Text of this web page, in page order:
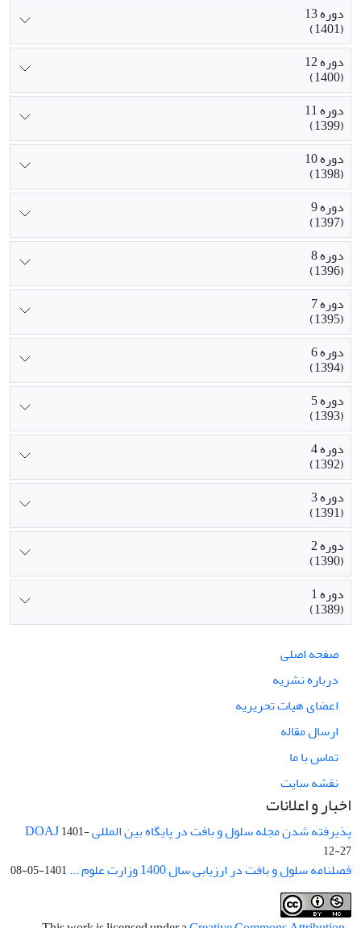
دوره 13
(1401)
دوره 12
(1400)
دوره 11
(1399)
دوره 10
(1398)
دوره 9
(1397)
دوره 8
(1396)
دوره 7
(1395)
دوره 6
(1394)
دوره 5
(1393)
دوره 4
(1392)
دوره 3
(1391)
دوره 2
(1390)
دوره 1
(1389)
صفحه اصلی
درباره نشریه
اعضای هیات تحریریه
ارسال مقاله
تماس با ما
نقشه سایت
اخبار و اعلانات
پذیرفته شدن مجله سلول و بافت در پایگاه بین المللی DOAJ1401-
12-27
فصلنامه سلول و بافت در ارزیابی سال 1400 وزارت علوم ... 1401-05-08